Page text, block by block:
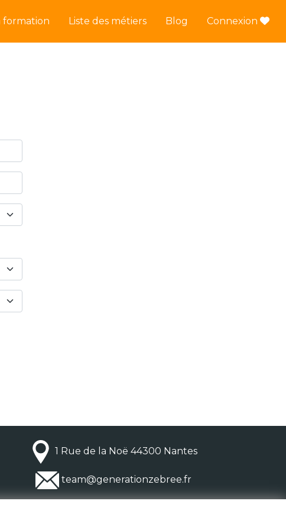
formation Liste des métiers Blog Connexion
1 Rue de la Noë 44300 Nantes
team@generationzebree.fr